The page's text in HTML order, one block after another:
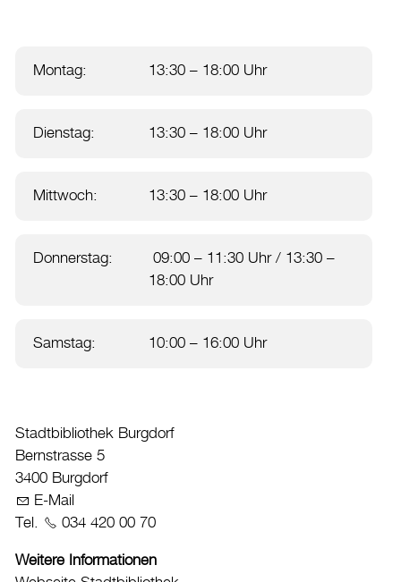
Montag: 13:30 – 18:00 Uhr
Dienstag: 13:30 – 18:00 Uhr
Mittwoch: 13:30 – 18:00 Uhr
Donnerstag:
09:00 – 11:30 Uhr / 13:30 –
18:00 Uhr
Samstag: 10:00 – 16:00 Uhr
Stadtbibliothek Burgdorf
Bernstrasse 5
3400 Burgdorf
E-Mail
Tel.
034 420 00 70
Weitere Informationen